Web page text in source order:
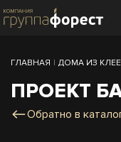
ГЛАВНАЯ | ДОМА ИЗ
ПРОЕКТ
Обратно в